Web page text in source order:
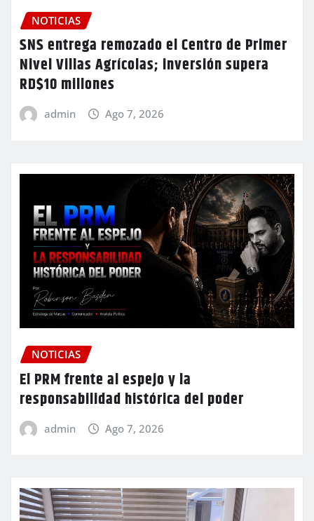
NOTICIAS
SNS entrega remozado el Centro de Primer
Nivel Villas Agrícolas; inversión supera
RD$10 millones
admin Ago 7, 2026
NOTICIAS
El PRM frente al espejo y la
responsabilidad histórica del poder
admin Ago 7, 2026